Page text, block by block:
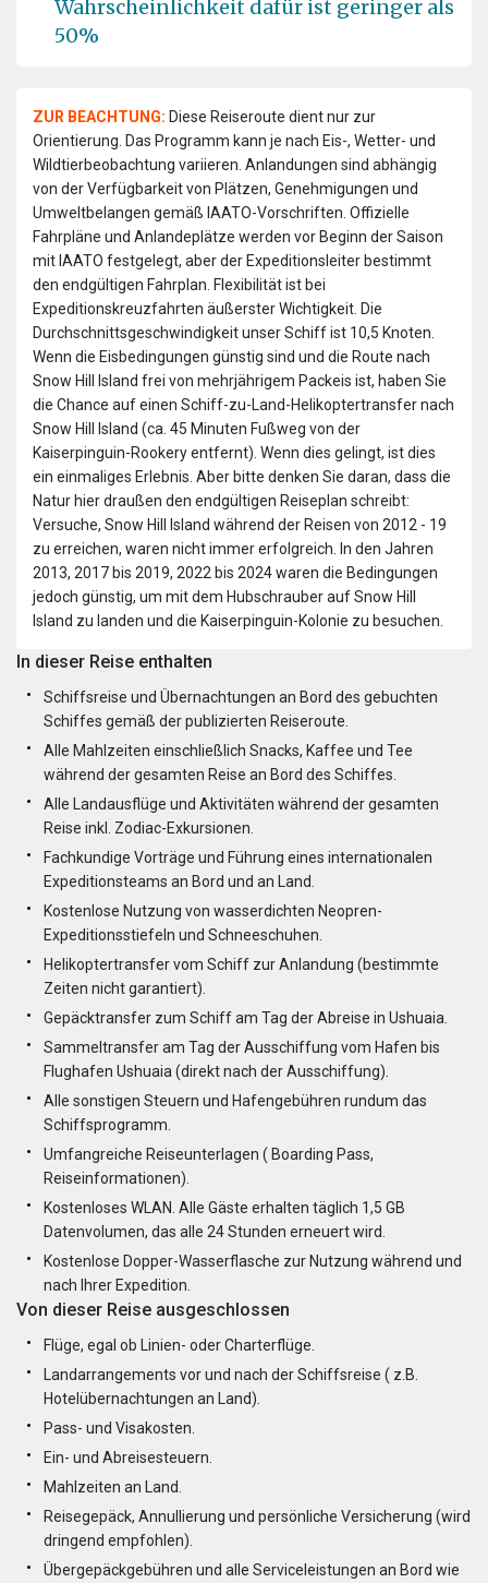
Wahrscheinlichkeit dafür ist geringer als
50%
ZUR BEACHTUNG: Diese Reiseroute dient nur zur
Orientierung. Das Programm kann je nach Eis-, Wetter- und
Wildtierbeobachtung variieren. Anlandungen sind abhängig
von der Verfügbarkeit von Plätzen, Genehmigungen und
Umweltbelangen gemäß IAATO-Vorschriften. Offizielle
Fahrpläne und Anlandeplätze werden vor Beginn der Saison
mit IAATO festgelegt, aber der Expeditionsleiter bestimmt
den endgültigen Fahrplan. Flexibilität ist bei
Expeditionskreuzfahrten äußerster Wichtigkeit. Die
Durchschnittsgeschwindigkeit unser Schiff ist 10,5 Knoten.
Wenn die Eisbedingungen günstig sind und die Route nach
Snow Hill Island frei von mehrjährigem Packeis ist, haben Sie
die Chance auf einen Schiff-zu-Land-Helikoptertransfer nach
Snow Hill Island (ca. 45 Minuten Fußweg von der
Kaiserpinguin-Rookery entfernt). Wenn dies gelingt, ist dies
ein einmaliges Erlebnis. Aber bitte denken Sie daran, dass die
Natur hier draußen den endgültigen Reiseplan schreibt:
Versuche, Snow Hill Island während der Reisen von 2012 - 19
zu erreichen, waren nicht immer erfolgreich. In den Jahren
2013, 2017 bis 2019, 2022 bis 2024 waren die Bedingungen
jedoch günstig, um mit dem Hubschrauber auf Snow Hill
Island zu landen und die Kaiserpinguin-Kolonie zu besuchen.
In dieser Reise enthalten
Schiffsreise und Übernachtungen an Bord des gebuchten
Schiffes gemäß der publizierten Reiseroute.
Alle Mahlzeiten einschließlich Snacks, Kaffee und Tee
während der gesamten Reise an Bord des Schiffes.
Alle Landausflüge und Aktivitäten während der gesamten
Reise inkl. Zodiac-Exkursionen.
Fachkundige Vorträge und Führung eines internationalen
Expeditionsteams an Bord und an Land.
Kostenlose Nutzung von wasserdichten Neopren-
Expeditionsstiefeln und Schneeschuhen.
Helikoptertransfer vom Schiff zur Anlandung (bestimmte
Zeiten nicht garantiert).
Gepäcktransfer zum Schiff am Tag der Abreise in Ushuaia.
Sammeltransfer am Tag der Ausschiffung vom Hafen bis
Flughafen Ushuaia (direkt nach der Ausschiffung).
Alle sonstigen Steuern und Hafengebühren rundum das
Schiffsprogramm.
Umfangreiche Reiseunterlagen ( Boarding Pass,
Reiseinformationen).
Kostenloses WLAN. Alle Gäste erhalten täglich 1,5 GB
Datenvolumen, das alle 24 Stunden erneuert wird.
Kostenlose Dopper-Wasserflasche zur Nutzung während und
nach Ihrer Expedition.
Von dieser Reise ausgeschlossen
Flüge, egal ob Linien- oder Charterflüge.
Landarrangements vor und nach der Schiffsreise ( z.B.
Hotelübernachtungen an Land).
Pass- und Visakosten.
Ein- und Abreisesteuern.
Mahlzeiten an Land.
Reisegepäck, Annullierung und persönliche Versicherung (wird
dringend empfohlen).
Übergepäckgebühren und alle Serviceleistungen an Bord wie